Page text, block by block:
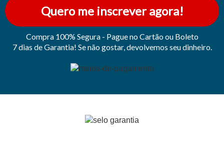
Quero me inscrever agora!
Compra 100% Segura - Pague no Cartão ou Boleto
7 dias de Garantia! Se não gostar, devolvemos seu dinheiro.